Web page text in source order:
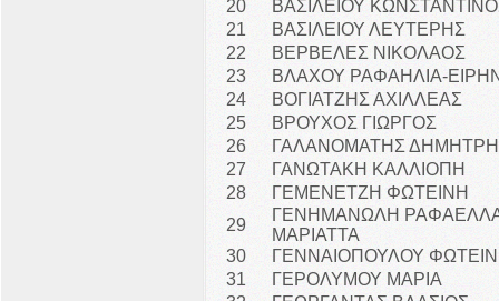
20
ΒΑΣΙΛΕΙΟΥ
21
ΒΑΣΙΛΕΙΟΥ ΛΕΥΤΕΡΗΣ
22
ΒΕΡΒΕΛΕΣ ΝΙΚΟΛΑΟΣ
23
ΒΛΑΧΟΥ ΡΑΦΑΗΛΙΑ-
24
ΒΟΓΙΑΤΖΗΣ ΑΧΙΛΛΕΑΣ
25
ΒΡΟΥΧΟΣ ΓΙΩΡΓΟΣ
26
ΓΑΛΑΝΟΜΑΤΗΣ
27
ΓΑΝΩΤΑΚΗ ΚΑΛΛΙΟΠΗ
28
ΓΕΜΕΝΕΤΖΗ ΦΩΤΕΙΝΗ
29
ΓΕΝΗΜΑΝΩΛΗ
ΜΑΡΙΑΤΤΑ
30
ΓΕΝΝΑΙΟΠΟΥΛΟΥ
31
ΓΕΡΟΛΥΜΟΥ ΜΑΡΙΑ